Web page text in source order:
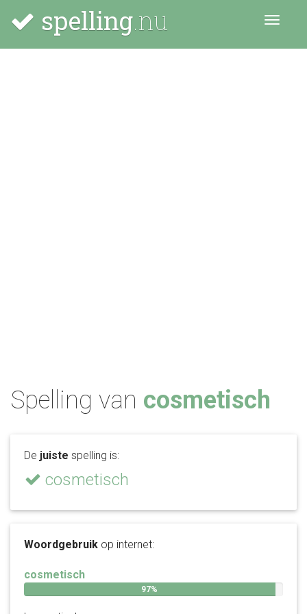
spelling.nu Menu
Spelling van cosmetisch
De juiste spelling is:
cosmetisch
Woordgebruik op internet:
cosmetisch
97%